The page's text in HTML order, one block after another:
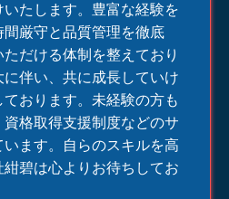
たします。豊富な経験を
厳守と品質管理を徹底
だける体制を整えており
伴い、共に成長していけ
おります。未経験の方も
格取得支援制度などのサ
ます。自らのスキルを高
碧は心よりお待ちしてお